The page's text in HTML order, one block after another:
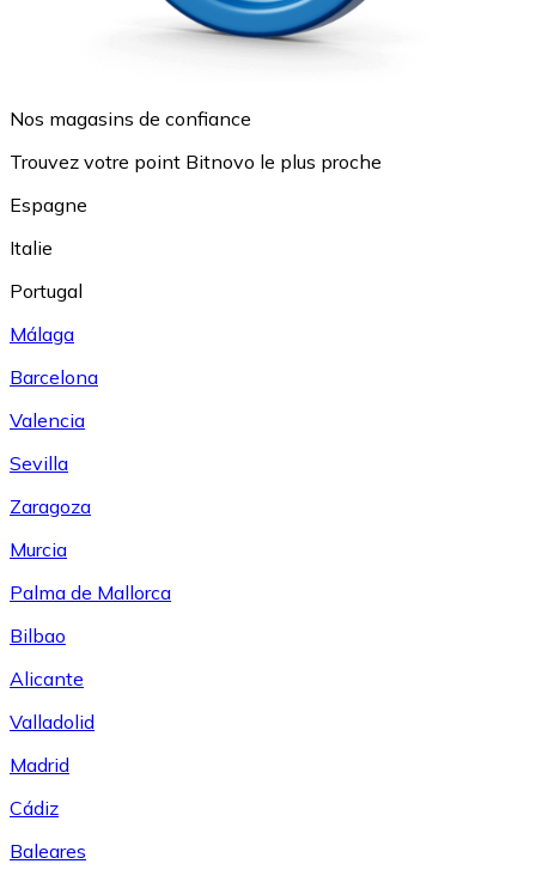
Nos magasins de confiance
Trouvez votre point Bitnovo le plus proche
Espagne
Italie
Portugal
Málaga
Barcelona
Valencia
Sevilla
Zaragoza
Murcia
Palma de Mallorca
Bilbao
Alicante
Valladolid
Madrid
Cádiz
Baleares